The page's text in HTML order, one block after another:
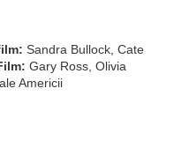
Sandra Bullock, Cate
Gary Ross, Olivia
Americii